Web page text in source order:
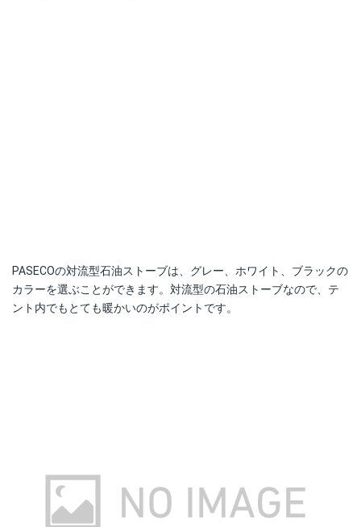
PASECOの対流型石油ストーブは、グレー、ホワイト、ブラックの
カラーを選ぶことができます。対流型の石油ストーブなので、テ
ント内でもとても暖かいのがポイントです。